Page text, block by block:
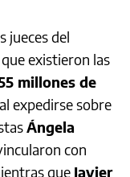
jueces del
existieron las
millones de
expedirse sobre
Ángela
con
que Javier